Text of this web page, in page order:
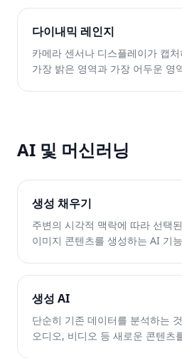
다이내믹 레인지
카메라 센서나 디스플레이가 캡
가장 밝은 영역과 가장 어두운 영
AI 및 머신러닝
생성 채우기
주변의 시각적 맥락에 따라 선택
이미지 콘텐츠를 생성하는 AI 기
생성 AI
단순히 기존 데이터를 분석하는
오디오, 비디오 등 새로운 콘텐츠